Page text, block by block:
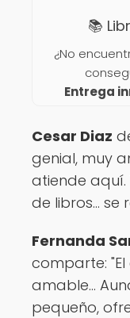
📚
¿No
Entrega
Cesar Diaz
genial, muy
atiende aquí.
de libros... se
Fernanda
comparte:
amable...
pequeño,